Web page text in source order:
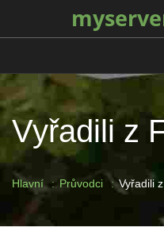
Vyřadili z
Hlavní Průvodci Vyřadili